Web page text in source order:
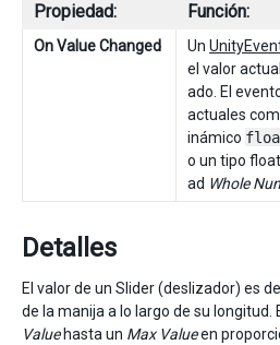
Propiedad: Función:
On Value Changed Un
el valor
ado. El
actuales
inámico
o un tipo
ad Whole
Detalles
El valor de un Slider (deslizador) es
de la manija a lo largo de su longitud.
Valuehasta un Max Valueen